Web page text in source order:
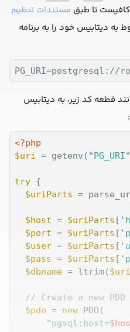
تا طبق مستندات تنظیم
به دیتابیس خود را به برنامه
PG_URI=postgresql://
قطعه کد زیر، به دیتابیس
<?php
$uri
= getenv( "PG_URI"
try {
$uriParts =
$host = $uriParts [
$port = $uriParts [
$user = $uriParts [
$pass = $uriParts [
$dbname = ltrim(
// Create a new
$pdo = new PDO(
"pgsql:host=